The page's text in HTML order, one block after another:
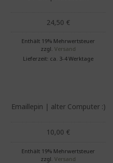
24,50 €
Enthält 19% Mehrwertsteuer
zzgl.Versand
Lieferzeit: ca. 3-4 Werktage
Emaillepin | alter Computer :)
10,00 €
Enthält 19% Mehrwertsteuer
zzgl.Versand